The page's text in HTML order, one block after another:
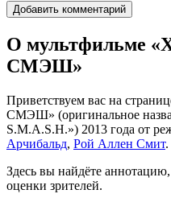
О мультфильме
СМЭШ»
Приветствуем вас на
СМЭШ» (оригинальное
S.M.A.S.H.») 2013 года от
Арчибальд, Рой Аллен Смит.
Здесь вы найдёте
оценки зрителей.